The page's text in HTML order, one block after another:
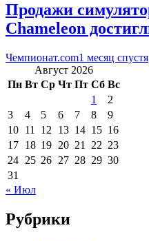
Продажи
Chameleon
Чемпионат.com1 месяц спустя
Август 2026
Пн Вт Ср Чт Пт Сб Вс
1
2
3
4 5 6 7 8
9
10 11 12 13 14 15 16
17 18 19 20 21 22 23
24 25 26 27 28 29 30
31
« Июл
Рубрики